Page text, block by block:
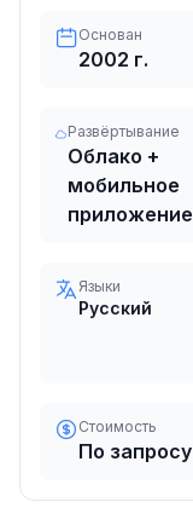
Основан
2002 г.
Развёртывание
Облако +
мобильное
приложение
Языки
Русский
Стоимость
По запросу